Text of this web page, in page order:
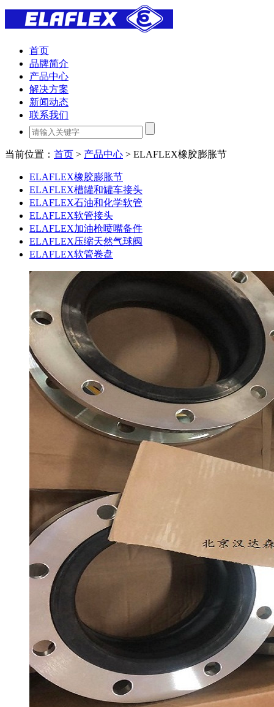
首页
品牌简介
产品中心
解决方案
新闻动态
联系我们
当前位置： 首页 > 产品中心 > ELAFLEX橡胶膨胀节
ELAFLEX橡胶膨胀节
ELAFLEX槽罐和罐车接头
ELAFLEX石油和化学软管
ELAFLEX软管接头
ELAFLEX加油枪喷嘴备件
ELAFLEX压缩天然气球阀
ELAFLEX软管卷盘